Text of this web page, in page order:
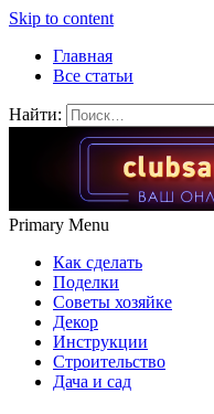
Skip to content
Главная
Все статьи
Найти:
Primary Menu
Как сделать
Поделки
Советы хозяйке
Декор
Инструкции
Строительство
Дача и сад